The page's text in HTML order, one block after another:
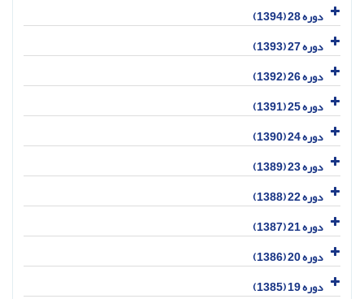
دوره 28 (1394)
دوره 27 (1393)
دوره 26 (1392)
دوره 25 (1391)
دوره 24 (1390)
دوره 23 (1389)
دوره 22 (1388)
دوره 21 (1387)
دوره 20 (1386)
دوره 19 (1385)